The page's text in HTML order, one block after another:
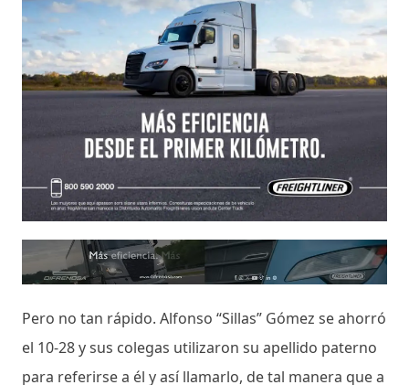
Pero no tan rápido. Alfonso “Sillas” Gómez se ahorró
el 10-28 y sus colegas utilizaron su apellido paterno
para referirse a él y así llamarlo, de tal manera que a